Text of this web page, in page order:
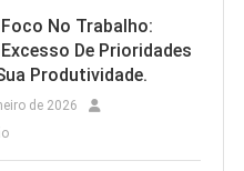
No Trabalho:
De Prioridades
Produtividade.
de 2026